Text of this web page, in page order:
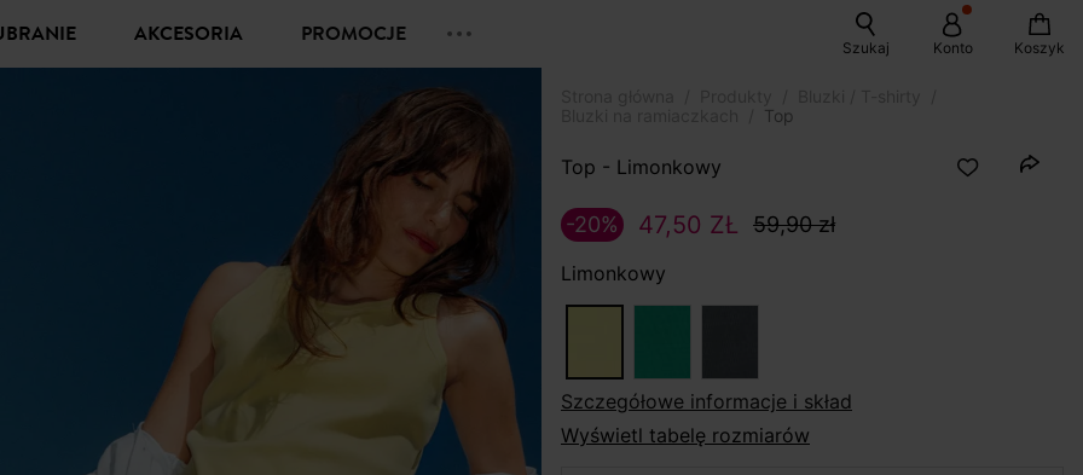
UBRANIE AKCESORIA PROMOCJE Szukaj Konto Koszyk
Top
Top - Limonkowy
47,50 ZŁ 59,90 zł
-20%
Limonkowy
szczegółowe informacje i skład
Wyświetl tabelę rozmiarów